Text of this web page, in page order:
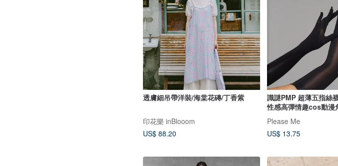
透膚細吊帶洋裝/海棠花磚/丁香紫
印花樂 inBlooom
US$ 88.20
識謎PMP 超薄五指絲
性感高彈情趣cos動漫
Please Me
US$ 13.75